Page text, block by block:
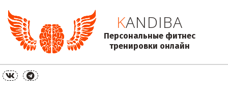
KANDIBA
Персональные фитнес
тренировки онлайн